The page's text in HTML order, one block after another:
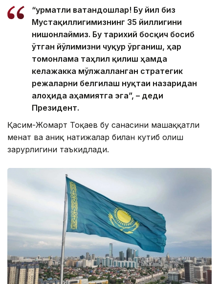
“Ҳурматли ватандошлар! Бу йил биз
Мустақиллигимизнинг 35 йиллигини
нишонлаймиз. Бу тарихий босқич босиб
ўтган йўлимизни чуқур ўрганиш, ҳар
томонлама таҳлил қилиш ҳамда
келажакка мўлжалланган стратегик
режаларни белгилаш нуқтаи назаридан
алоҳида аҳамиятга эга”, – деди
Президент.
Қасим-Жомарт Тоқаев бу санасини машаққатли
меҳнат ва аниқ натижалар билан кутиб олиш
зарурлигини таъкидлади.